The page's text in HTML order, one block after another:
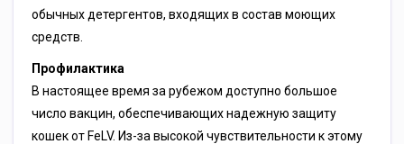
обычных детергентов, входящих в состав моющих
средств.
Профилактика
В настоящее время за рубежом доступно большое
число вакцин, обеспечивающих надежную защиту
кошек от FеLV. Из-за высокой чувствительности к этому